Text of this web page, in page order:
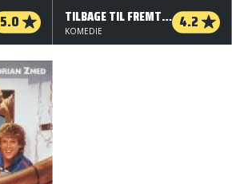
5.0 TILBAGE TIL FREMTIDEN DEL III 4.2
KOMEDIE